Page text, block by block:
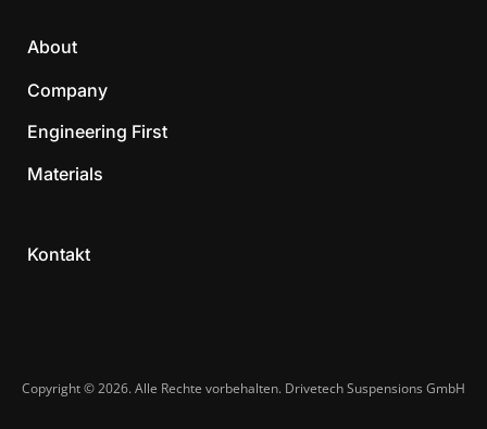
About
Company
Engineering First
Materials
Kontakt
Copyright © 2026. Alle Rechte vorbehalten. Drivetech Suspensions GmbH​